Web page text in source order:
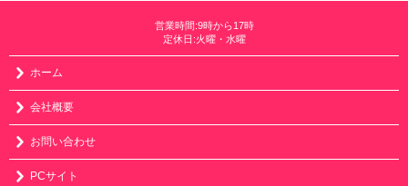
営業時間:9時から17時
定休日:火曜・水曜
ホーム
会社概要
お問い合わせ
PCサイト